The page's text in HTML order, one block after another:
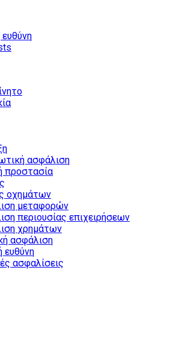
ασφάλιση
προστασία
οχημάτων
μεταφορών
περιουσίας επιχειρήσεων
χρημάτων
ασφάλιση
ευθύνη
ασφαλίσεις